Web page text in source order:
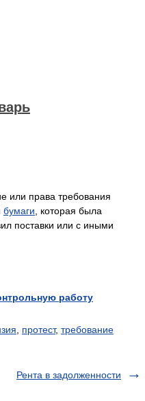
или права требования
бумаги , которая была
поставки или с иными
работу
протест, требование
Рента в задолженности